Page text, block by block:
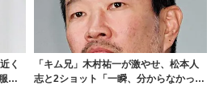
く
が
「キム兄」木村祐一が激やせ、松本人
志と2ショット「一瞬、分からなかった